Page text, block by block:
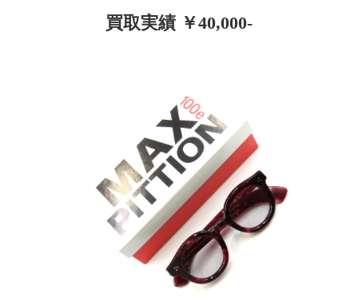
買取実績 ￥40,000-